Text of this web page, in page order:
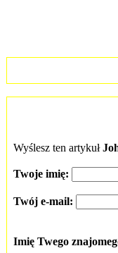
Wyślesz ten artykuł
Twoje imię:
Twój e-mail:
Imię Twego